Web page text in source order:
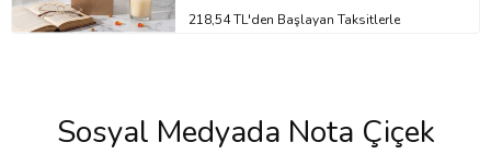
218,54 TL'den Başlayan Taksitlerle
Sosyal Medyada Nota Çiçek